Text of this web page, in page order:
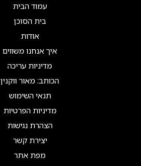
עמוד הבית
בית הסוכן
אודות
איך אנחנו משווים
מדיניות עריכה
הכותב: מאור ווקנין
תנאי השימוש
מדיניות הפרטיות
הצהרת נגישות
יצירת קשר
מפת אתר